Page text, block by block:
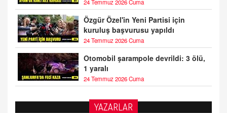
24 Temmuz 2026 Cuma
Özgür Özel'in Yeni Partisi için
kuruluş başvurusu yapıldı
24 Temmuz 2026 Cuma
Otomobil şarampole devrildi: 3 ölü,
1 yaralı
24 Temmuz 2026 Cuma
YAZARLAR